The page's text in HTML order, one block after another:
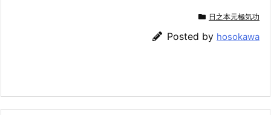
日之本元極気功
Posted by hosokawa